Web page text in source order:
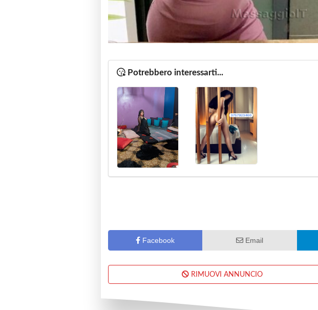
Potrebbero interessarti...
Facebook Email
RIMUOVI ANNUNCIO